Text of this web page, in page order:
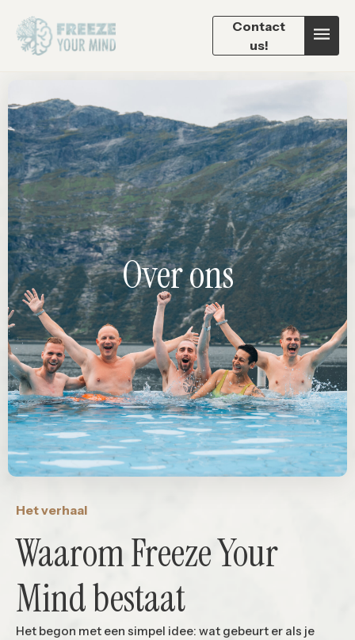
Contact
us!
Over ons
Het verhaal
Waarom Freeze Your
Mind bestaat
Het begon met een simpel idee: wat gebeurt er als je